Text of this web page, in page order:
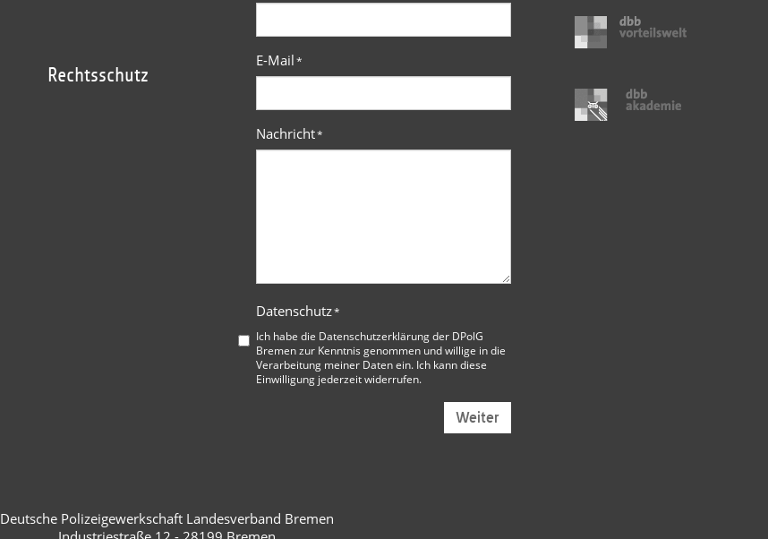
Rechtsschutz
E-Mail*
Nachricht*
Datenschutz*
Ich habe die Datenschutzerklärung der DPolG
Bremenzur Kenntnis genommen und willige in die
Verarbeitung meiner Daten ein. Ich kann diese
Einwilligung jederzeit widerrufen.
Weiter
Deutsche Polizeigewerkschaft Landesverband Bremen